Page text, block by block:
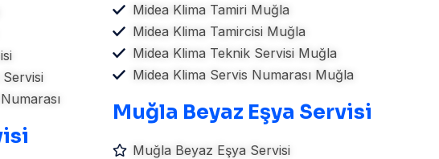
Midea Klima Tamiri Muğla
Midea Klima Tamircisi Muğla
Midea Klima Teknik Servisi Muğla
Midea Klima Servis Numarası Muğla
Muğla Beyaz Eşya Servisi
Muğla Beyaz Eşya Servisi